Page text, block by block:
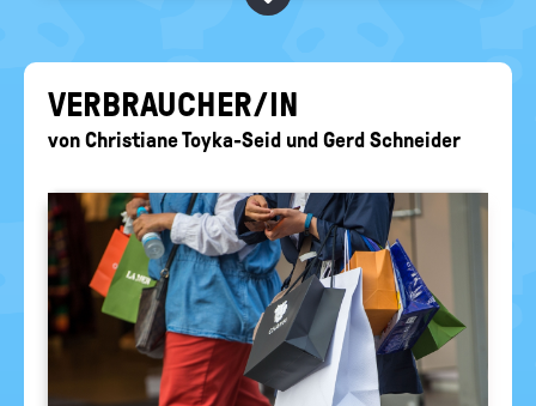
politische
EURE AKTUELLEN FRAGEN...
VER­BRAU­CHER/IN
von Christiane Toyka-Seid und Gerd Schneider